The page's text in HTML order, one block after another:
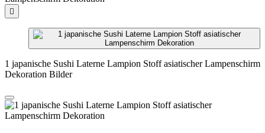

1 japanische Sushi Laterne Lampion Stoff asiatischer Lampenschirm
Dekoration Bilder